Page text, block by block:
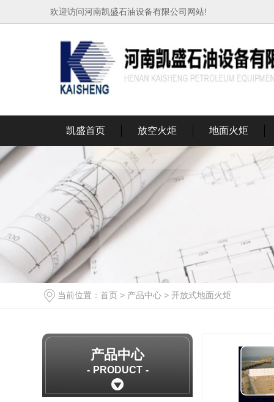
欢迎访问河南凯盛石油设备有限公司网站!
凯盛首页 放空火炬 地面火炬
当前位置： 首页 > 产品中心 > 开放式地面火炬
产品中心
PRODUCT